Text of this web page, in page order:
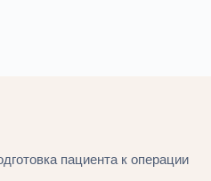
пациента к операции